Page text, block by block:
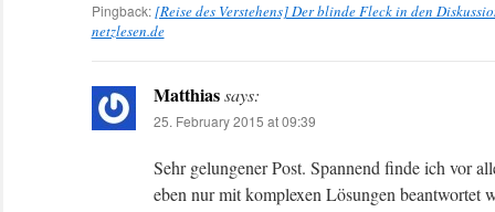
Pingback:[Reise des Verstehens] Der blinde Fleck in den
netzlesen.de
Matthias says:
25. February 2015 at 09:39
Sehr gelungener Post. Spannend finde ich vor
eben nur mit komplexen Lösungen beantwortet